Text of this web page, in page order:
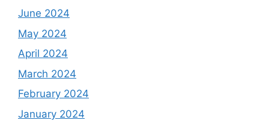
June 2024
May 2024
April 2024
March 2024
February 2024
January 2024